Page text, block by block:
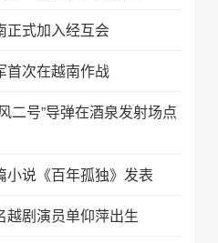
正式加入经互会
首次在越南作战
二号”导弹在酒泉发射场点
小说《百年孤独》发表
越剧演员单仰萍出生